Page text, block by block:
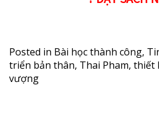
Posted in Bài học thành công,
triển bản thân, Thai Pham, thiết
vượng